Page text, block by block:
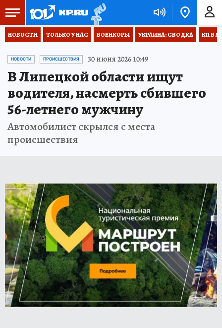
НОВОСТИ ТОЛЬКО У НАС ВОЕНКОРЫ УКРАИНА: СВОДКА КП В
НОВОСТИ ПРОИСШЕСТВИЯ 30 июня 2026 10:49
В Липецкой области ищут
водителя, насмерть сбившего
56-летнего мужчину
Автомобилист скрылся с места
происшествия